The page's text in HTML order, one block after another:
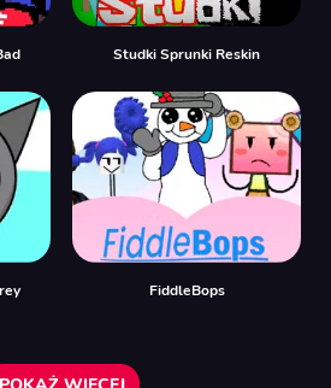
Studki Sprunki Reskin
FiddleBops